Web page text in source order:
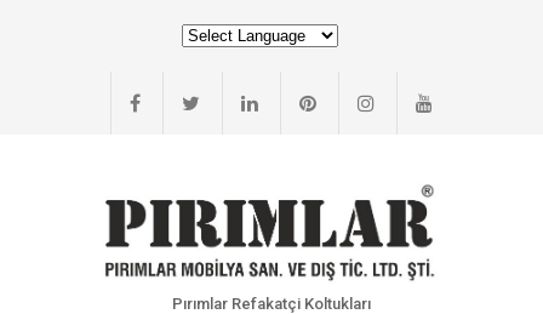
Pırımlar Refakatçi Koltukları